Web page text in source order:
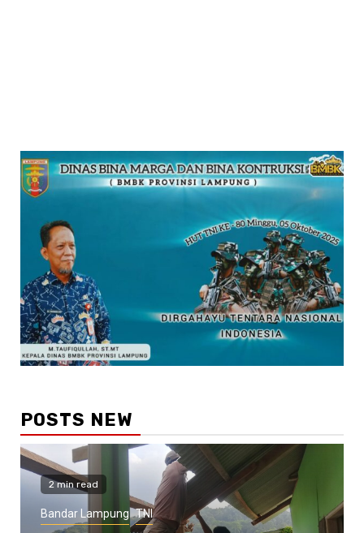
POSTS NEW
2 min read
Bandar Lampung TNI